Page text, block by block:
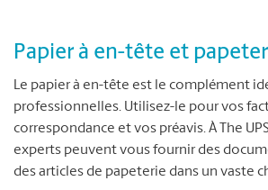
Papier à en-tête et
Le papier à en-tête est le complément
professionnelles. Utilisez-le pour vos
correspondance et vos préavis. À The
experts peuvent vous fournir des
des articles de papeterie dans un vaste